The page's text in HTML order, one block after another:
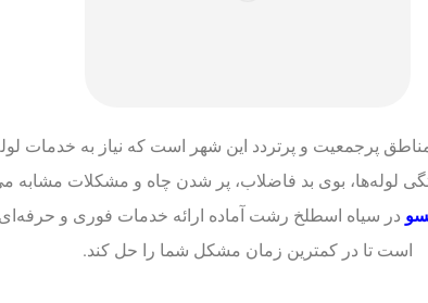
پرجمعیت و پرتردد این شهر است که نیاز به خدمات لوله
بوی بد فاضلاب، پر شدن چاه و مشکلات مشابه
در سیاه اسطلخ رشت آماده ارائه خدمات فوری و حرفه‌ای
است تا در کمترین زمان مشکل شما را حل کند.